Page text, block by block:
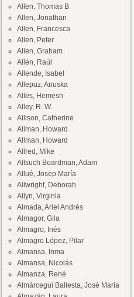
Allen, Thomas B.
Allen, Jonathan
Allen, Francesca
Allen, Peter
Allen, Graham
Allén, Raúl
Allende, Isabel
Allepuz, Anuska
Alles, Hemesh
Alley, R. W.
Allison, Catherine
Allman, Howard
Allman, Howard
Allred, Mike
Allsuch Boardman, Adam
Allué, Josep María
Allwright, Deborah
Allyn, Virginia
Almada, Ariel Andrés
Almagor, Gila
Almagro, Inés
Almagro López, Pilar
Almansa, Inma
Almansa, Nicolás
Almanza, René
Almárcegui Ballesta, José María